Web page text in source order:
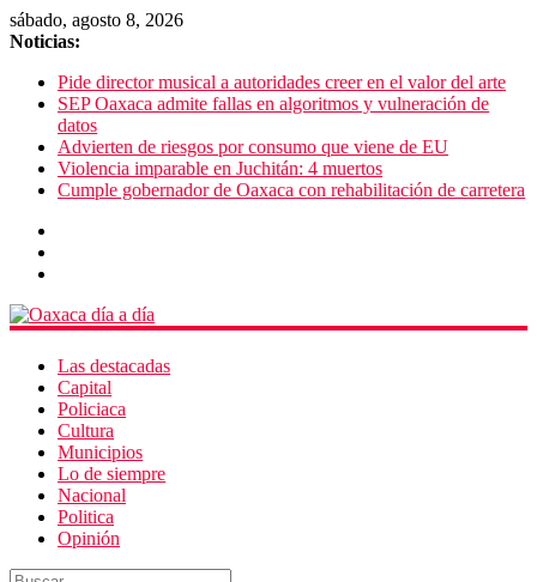
sábado, agosto 8, 2026
Noticias:
Pide director musical a autoridades creer en el valor del arte
SEP Oaxaca admite fallas en algoritmos y vulneración de
datos
Advierten de riesgos por consumo que viene de EU
Violencia imparable en Juchitán: 4 muertos
Cumple gobernador de Oaxaca con rehabilitación de carretera
Las destacadas
Capital
Policiaca
Cultura
Municipios
Lo de siempre
Nacional
Politica
Opinión